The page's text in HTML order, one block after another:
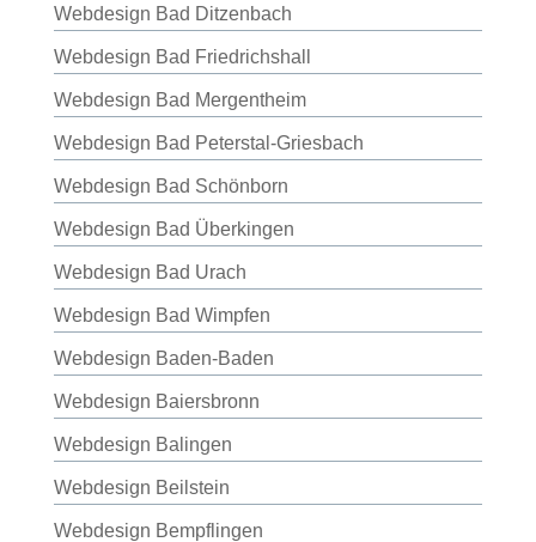
Webdesign Bad Ditzenbach
Webdesign Bad Friedrichshall
Webdesign Bad Mergentheim
Webdesign Bad Peterstal-Griesbach
Webdesign Bad Schönborn
Webdesign Bad Überkingen
Webdesign Bad Urach
Webdesign Bad Wimpfen
Webdesign Baden-Baden
Webdesign Baiersbronn
Webdesign Balingen
Webdesign Beilstein
Webdesign Bempflingen